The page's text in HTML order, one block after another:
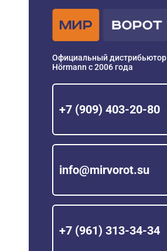
Официальный дистрибьютор
Hörmann с 2006 года
+7 (909) 403-20-80
info@mirvorot.su
+7 (961) 313-34-34